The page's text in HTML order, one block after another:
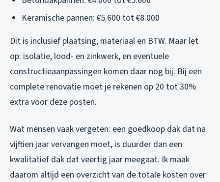
Keramische pannen: €5.600 tot €8.000
Dit is inclusief plaatsing, materiaal en BTW. Maar let
op: isolatie, lood- en zinkwerk, en eventuele
constructieaanpassingen komen daar nog bij. Bij een
complete renovatie moet je rekenen op 20 tot 30%
extra voor deze posten.
Wat mensen vaak vergeten: een goedkoop dak dat na
vijftien jaar vervangen moet, is duurder dan een
kwalitatief dak dat veertig jaar meegaat. Ik maak
daarom altijd een overzicht van de totale kosten over